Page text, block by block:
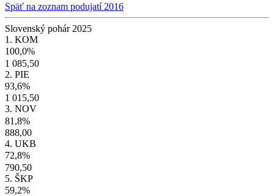
Späť na zoznam podujatí 2016
Slovenský pohár 2025
1. KOM
100,0%
1 085,50
2. PIE
93,6%
1 015,50
3. NOV
81,8%
888,00
4. UKB
72,8%
790,50
5. ŠKP
59,2%